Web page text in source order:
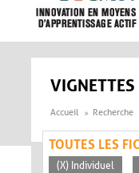
Accueil Recherche
TOUTES LES
(X) Individuel